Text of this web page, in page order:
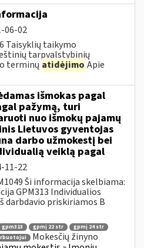
06-02
Taisyklių taikymo
tarpvalstybinių
terminų atidėjimo Apie
išmokas pagal
pažymą, turi
nuo išmokų pajamų
Lietuvos gyventojas
darbo užmokestį bei
veiklą pagal
11-22
Ši informacija skelbiama:
GPM313 Individualios
darbdavio priskiriamos B
gpm313 gpmį 22 str
gpmį 24 str
Mokesčių žinyno